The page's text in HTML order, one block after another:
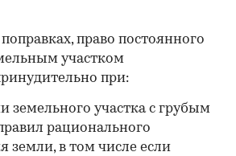
право постоянного
участком
при:
земельного участка с грубым
рационального
земли, в том числе если